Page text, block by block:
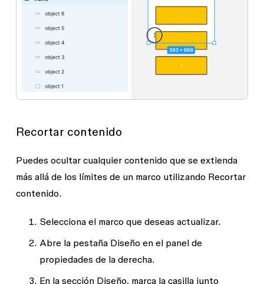
Recortar contenido
Puedes ocultar cualquier contenido que se extienda
más allá de los límites de un marco utilizando Recortar
contenido.
Selecciona el marco que deseas actualizar.
Abre la pestaña Diseño en el panel de
propiedades de la derecha.
En la sección Diseño, marca la casilla junto